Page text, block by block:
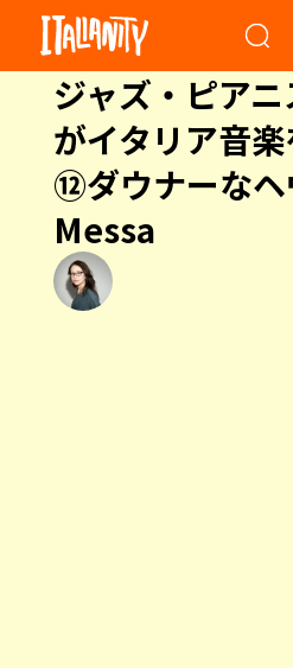
ジャズ・ピア
がイタリア音楽
⑫ダウナーなヘ
Messa